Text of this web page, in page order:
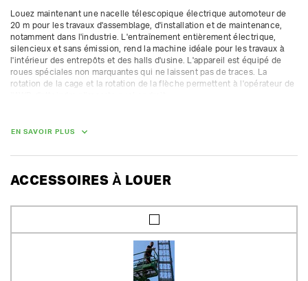
Louez maintenant une nacelle télescopique électrique automoteur de
20 m pour les travaux d'assemblage, d'installation et de maintenance,
notamment dans l'industrie. L'entraînement entièrement électrique,
silencieux et sans émission, rend la machine idéale pour les travaux à
l'intérieur des entrepôts et des halls d'usine. L'appareil est équipé de
roues spéciales non marquantes qui ne laissent pas de traces. La
rotation de la cage et la rotation de la flèche permettent à l'opérateur de
les terrains accidentés.
sur terrain meuble ou marécageux.
Entraînement électrique (batterie)
dimensions de la plate-forme 2,44 x 0,91 x 1,1 m
EN SAVOIR PLUS
ACCESSOIRES À LOUER